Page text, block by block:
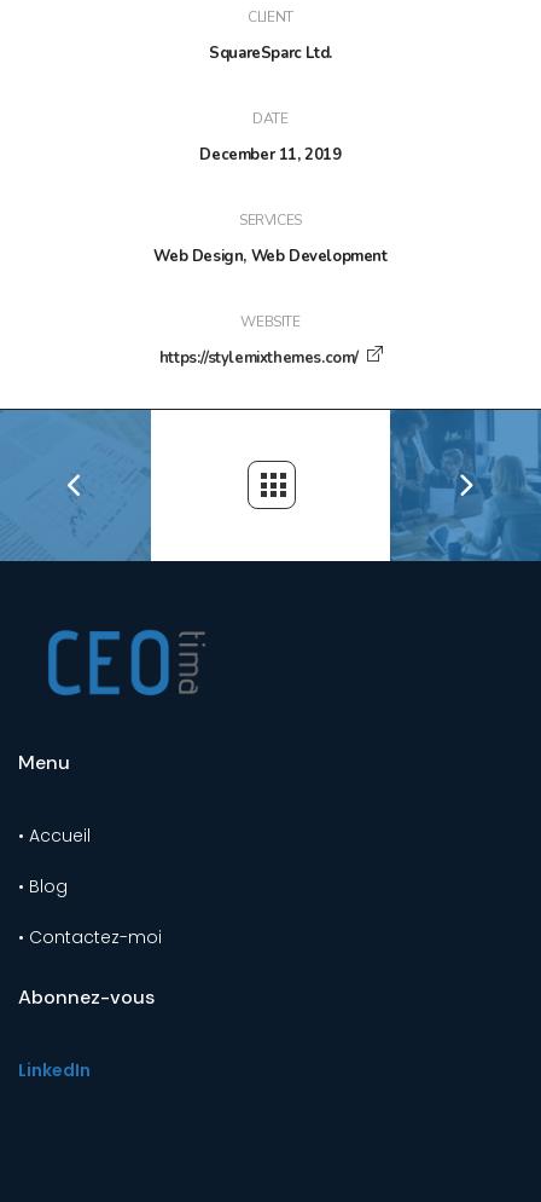
CLIENT
SquareSparc Ltd.
DATE
December 11, 2019
SERVICES
Web Design, Web Development
WEBSITE
https://stylemixthemes.com/
Menu
• Accueil
• Blog
• Contactez-moi
Abonnez-vous
LinkedIn